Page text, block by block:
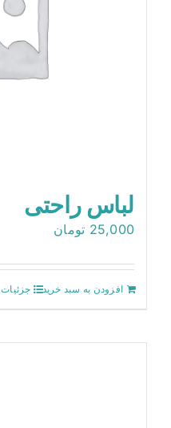
لباس راحتی
25,000 تومان
افزودن به سبد خرید جزئیات